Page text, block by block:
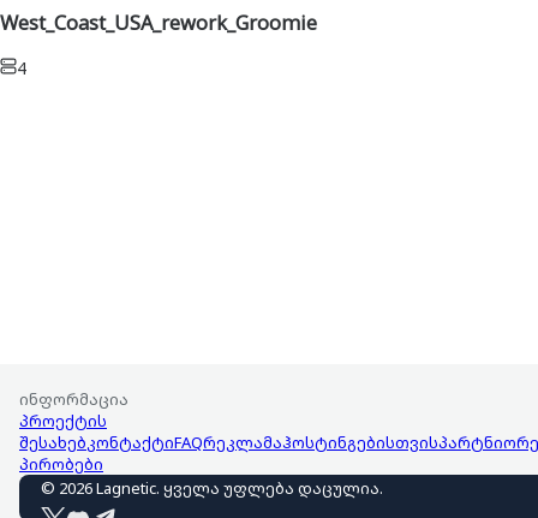
West_Coast_USA_rework_Groomie
4
ინფორმაცია
პროექტის
შესახებკონტაქტიFAQრეკლამაჰოსტინგებისთვის
პირობები
© 2026Lagnetic. ყველა უფლება დაცულია.